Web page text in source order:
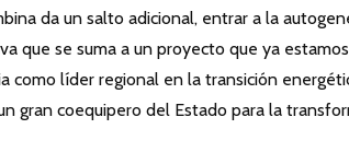
da un salto adicional, entrar a la
que se suma a un proyecto que ya
como líder regional en la transición
gran coequipero del Estado para la